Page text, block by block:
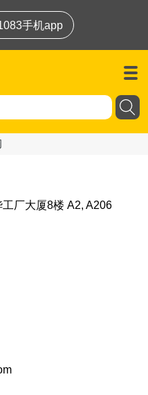
手机app
厂大厦8楼 A2, A206